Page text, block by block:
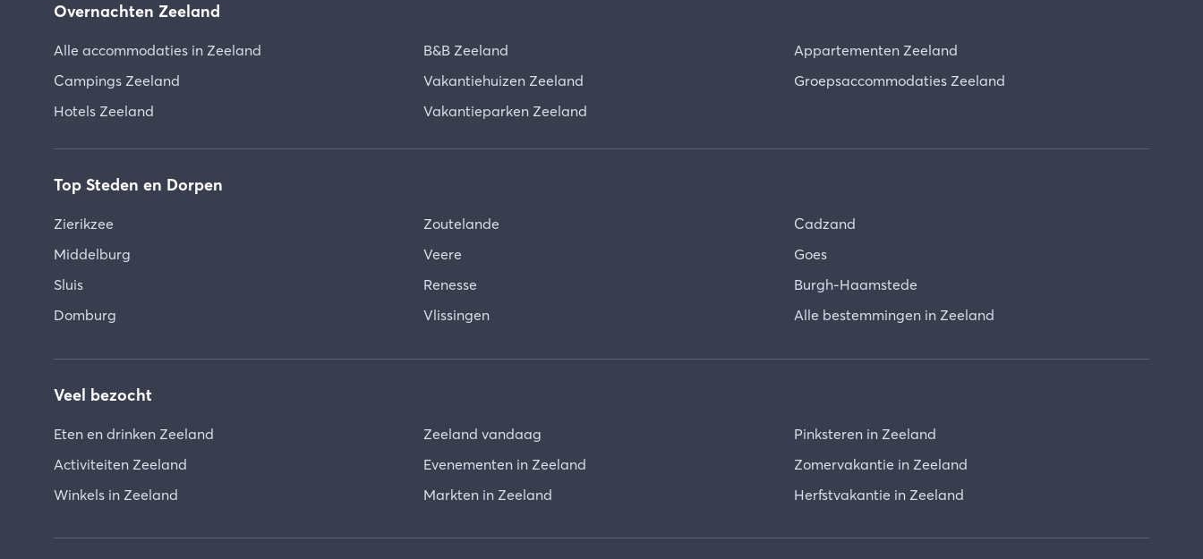
Overnachten Zeeland
Alle accommodaties in Zeeland
Campings Zeeland
Hotels Zeeland
B&B Zeeland
Vakantiehuizen Zeeland
Vakantieparken Zeeland
Appartementen Zeeland
Groepsaccommodaties Zeeland
Top Steden en Dorpen
Zierikzee
Middelburg
Sluis
Domburg
Zoutelande
Veere
Renesse
Vlissingen
Cadzand
Goes
Burgh-Haamstede
Alle bestemmingen in Zeeland
Veel bezocht
Eten en drinken Zeeland
Activiteiten Zeeland
Winkels in Zeeland
Zeeland vandaag
Evenementen in Zeeland
Markten in Zeeland
Pinksteren in Zeeland
Zomervakantie in Zeeland
Herfstvakantie in Zeeland